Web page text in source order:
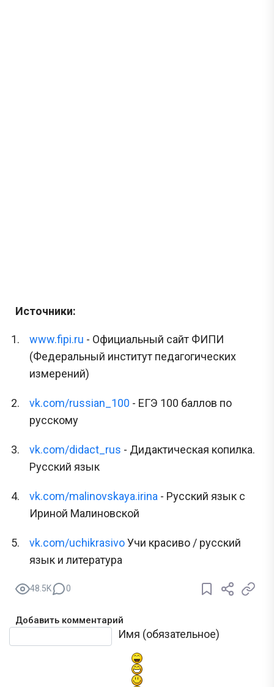
Источники:
www.fipi.ru - Официальный сайт ФИПИ
(Федеральный институт педагогических
измерений)
vk.com/russian_100 - ЕГЭ 100 баллов по
русскому
vk.com/didact_rus - Дидактическая копилка.
Русский язык
vk.com/malinovskaya.irina - Русский язык с
Ириной Малиновской
vk.com/uchikrasivoУчи красиво / русский
язык и литература
48.5K 0
Добавить комментарий
Имя (обязательное)
Текст комментария